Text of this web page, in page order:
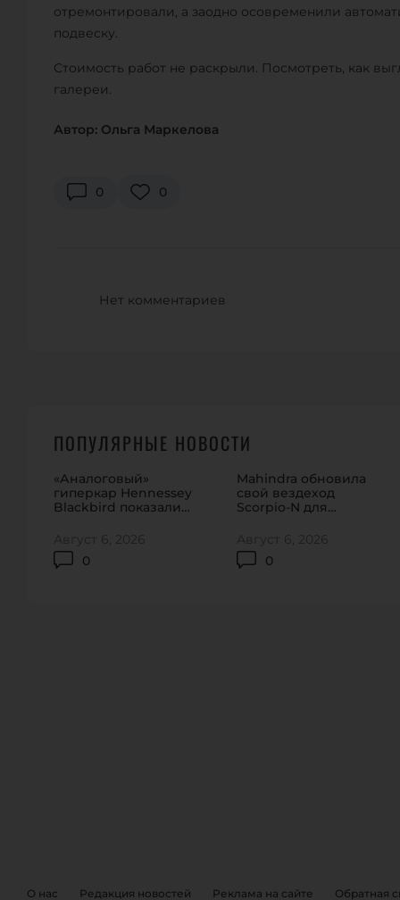
отремонтировали, а заодно осовременили
подвеску.
Стоимость работ не раскрыли. Посмотреть, как
галереи.
Автор: Ольга Маркелова
0 0
Нет комментариев
ПОПУЛЯРНЫЕ НОВОСТИ
«Аналоговый»
гиперкар Hennessey
Blackbird показали
0
Август 6, 2026
Mahindra обновила
свой вездеход
Scorpio-N для
0
Август 6, 2026
О нас Редакция новостей Реклама на сайте Обратная
EVENTS